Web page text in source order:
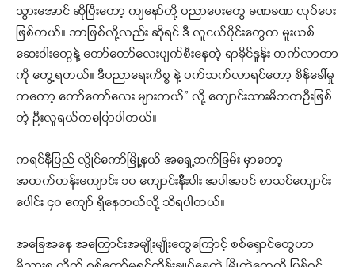
သွားအောင် ဆိုပြီးတော့ ကျနော်တို့ ပညာပေးတွေ ခဏခဏ လုပ်ပေး
ဖြစ်တယ်။ ဘာဖြစ်လို့လည်း ဆိုရင် ဒီ လူငယ်ပိုင်းတွေက မူးယစ်
ဆေးဝါးတွေနဲ့ တော်တော်လေးပျက်စီးနေတဲ့ ရာခိုင်နှုန်း တက်လာတာ
ကို တွေ့ရတယ်။ ဒီပညာရေးကိစ္စ နဲ့ ပက်သက်လာရင်တော့ စိန်ခေါ်မှု
ကတော့ တော်တော်လေး များတယ်” လို့ ကျောင်းသားမိဘတဦးဖြစ်
တဲ့ ဦးလူရယ်ကပြောပါတယ်။
ကရင်နီပြည် လွိုင်ကော်မြို့နယ် အရှေ့ဘက်ခြမ်း မှာတော့
အထက်တန်းကျောင်း ၁၀ ကျောင်းနီးပါး အပါအဝင် စာသင်ကျောင်း
ပေါင်း ၄၀ ကျော် ရှိနေတယ်လို့ သိရပါတယ်။
အခြေအနေ အကြောင်းအမျိုးမျိုးတွေကြောင့် စစ်ရှောင်တွေဟာ